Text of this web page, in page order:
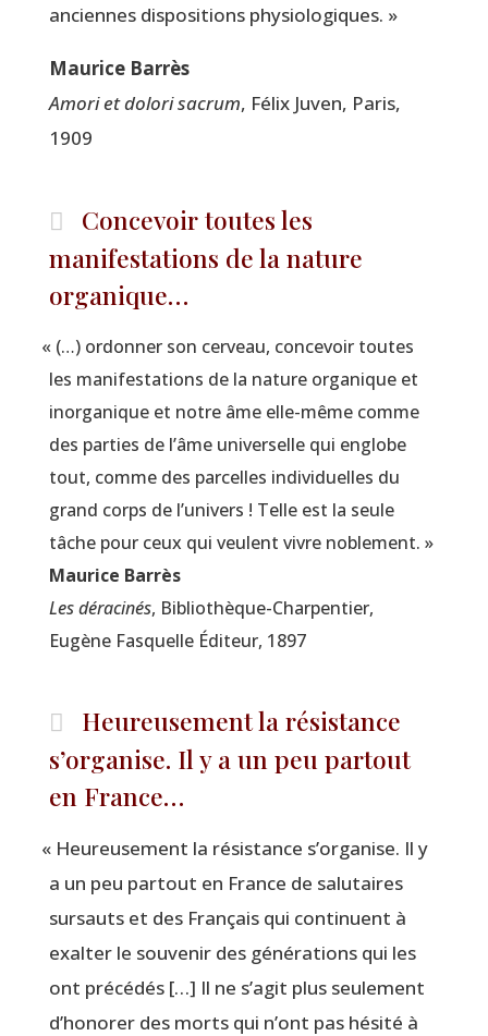
anciennes dis­po­si­tions physiologiques. »
Mau­rice Barrès
Amo­ri et dolo­ri sacrum, Félix Juven, Paris,
1909
Concevoir toutes les
manifestations de la nature
organique…
« (…) ordon­ner son cer­veau, conce­voir toutes
les mani­fes­ta­tions de la natureorga­nique et
inor­ga­nique et notre âmeelle-même comme
des par­ties de l’âme uni­ver­selle qui englobe
tout, comme des par­celles indi­vi­duelles du
grand corps de l’u­ni­vers ! Telle est la seule
tâche pour ceux qui veulent vivre noblement. »
Mau­rice Barrès
Les déra­ci­nés, Biblio­thèque-Char­pen­tier,
Eugène Fas­quelle Édi­teur, 1897
Heureusement la résistance
s’organise. Il y a un peu partout
en France…
« Heu­reu­se­ment la résis­tance s’organise. Il y
a un peu par­tout en France de salu­taires
sur­sauts et des Fran­çais qui conti­nuent à
exal­ter le sou­ve­nir des géné­ra­tions qui les
ont pré­cé­dés […] Il ne s’agit plus seule­ment
d’honorer des morts qui n’ont pas hési­té à